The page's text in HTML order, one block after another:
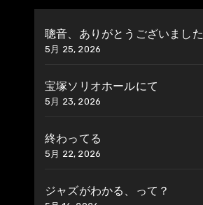
聰音、ありがとうございました
5月 25, 2026
宝塚ソリオホールにて
5月 23, 2026
終わってる
5月 22, 2026
ジャズがわかる、って？